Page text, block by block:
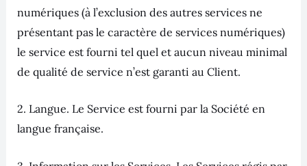
numériques (à l’exclusion des autres services ne
présentant pas le caractère de services numériques)
le service est fourni tel quel et aucun niveau minimal
de qualité de service n’est garanti au Client.
2. Langue. Le Service est fourni par la Société en
langue française.